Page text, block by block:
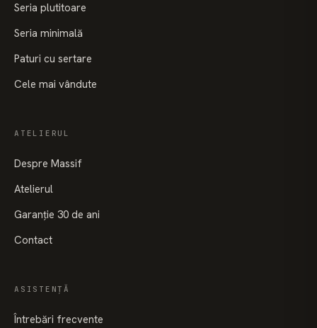
Seria plutitoare
Seria minimală
Paturi cu sertare
Cele mai vândute
ATELIERUL
Despre Massif
Atelierul
Garanție 30 de ani
Contact
ASISTENȚĂ
Întrebări frecvente